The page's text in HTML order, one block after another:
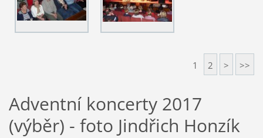
1 2 > >>
Adventní koncerty 2017
(výběr) - foto Jindřich Honzík